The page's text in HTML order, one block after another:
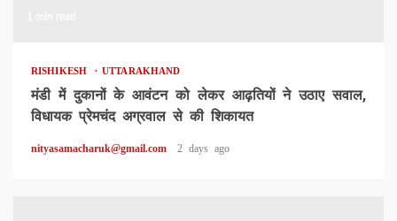
RISHIKESH UTTARAKHAND
मंडी में दुकानों के आवंटन को लेकर आढ़तियों ने उठाए सवाल,
विधायक प्रेमचंद अग्रवाल से की शिकायत
nityasamacharuk@gmail.com 2 days ago